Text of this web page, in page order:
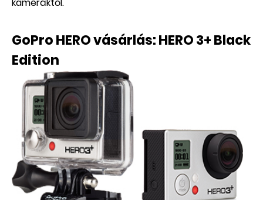
GoPro HERO vásárlás: HERO 3+ Black
Edition